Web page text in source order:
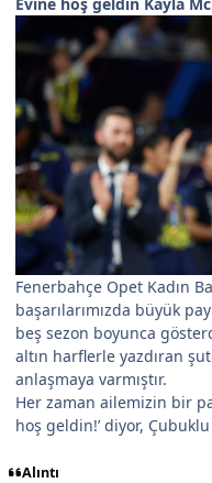
Fenerbahçe Opet Kadın
başarılarımızda büyük
beş sezon boyunca
altın harflerle yazdıran
anlaşmaya varmıştır.
Her zaman ailemizin bir
hoş geldin!’ diyor,
Alıntı